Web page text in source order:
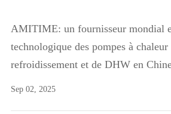
AMITIME: un fournisseur mondial
technologique des pompes à
refroidissement et de DHW en
Sep 02, 2025